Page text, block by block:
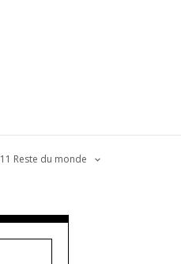
11 Reste du monde